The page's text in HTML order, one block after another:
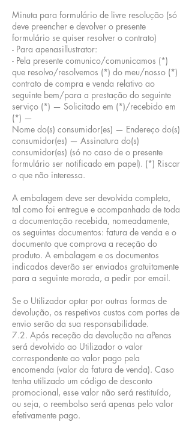
Minuta para formulário de livre resolução (só
deve preencher e devolver o presente
formulário se quiser resolver o contrato)
- Para apenasillustrator:
- Pela presente comunico/comunicamos (*)
que resolvo/resolvemos (*) do meu/nosso (*)
contrato de compra e venda relativo ao
seguinte bem/para a prestação do seguinte
serviço (*) — Solicitado em (*)/recebido em
(*) —
Nome do(s) consumidor(es) — Endereço do(s)
consumidor(es) — Assinatura do(s)
consumidor(es) (só no caso de o presente
formulário ser notificado em papel). (*) Riscar
o que não interessa.
A embalagem deve ser devolvida completa,
tal como foi entregue e acompanhada de toda
a documentação recebida, nomeadamente,
os seguintes documentos: fatura de venda e o
documento que comprova a receção do
produto. A embalagem e os documentos
indicados deverão ser enviados gratuitamente
para a seguinte morada, a pedir por email.
Se o Utilizador optar por outras formas de
devolução, os respetivos custos com portes de
envio serão da sua responsabilidade.
7.2. Após receção da devolução na aPenas
será devolvido ao Utilizador o valor
correspondente ao valor pago pela
encomenda (valor da fatura de venda). Caso
tenha utilizado um código de desconto
promocional, esse valor não será restituído,
ou seja, o reembolso será apenas pelo valor
efetivamente pago.